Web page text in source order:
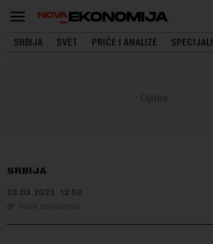
SRBIJA SVET PRIČE I ANALIZE SPECIJALI
SRBIJA
28.03.2023. 12:50
Nova ekonomija